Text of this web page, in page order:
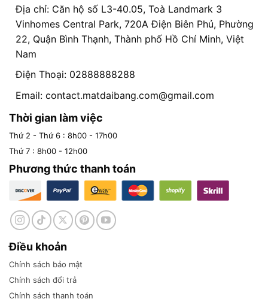
Địa chỉ: Căn hộ số L3-40.05, Toà Landmark 3
Vinhomes Central Park, 720A Điện Biên Phủ, Phường
22, Quận Bình Thạnh, Thành phố Hồ Chí Minh, Việt
Nam
Điện Thoại: 02888888288
Email: contact.matdaibang.com@gmail.com
Thời gian làm việc
Thứ 2 - Thứ 6 : 8h00 - 17h00
Thứ 7 : 8h00 - 12h00
Phương thức thanh toán
Điều khoản
Chính sách bảo mật
Chính sách đổi trả
Chính sách thanh toán